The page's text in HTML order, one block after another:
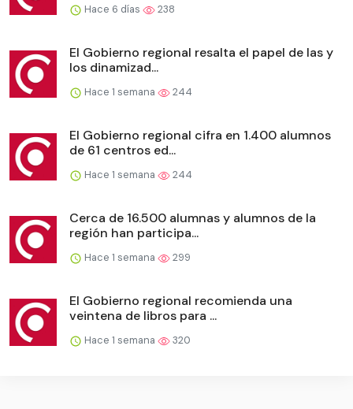
Hace 6 días 238
El Gobierno regional resalta el papel de las y
los dinamizad...
Hace 1 semana 244
El Gobierno regional cifra en 1.400 alumnos
de 61 centros ed...
Hace 1 semana 244
Cerca de 16.500 alumnas y alumnos de la
región han participa...
Hace 1 semana 299
El Gobierno regional recomienda una
veintena de libros para ...
Hace 1 semana 320